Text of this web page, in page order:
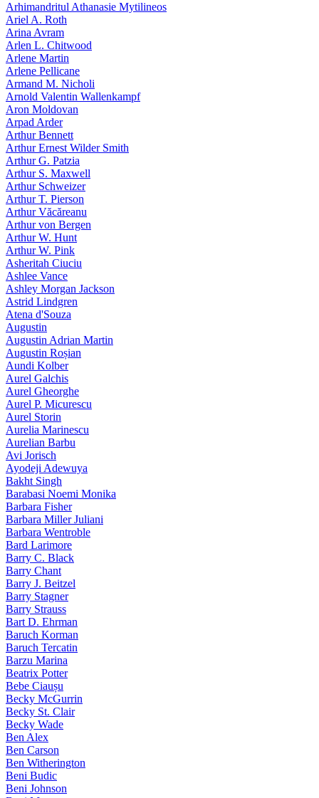
Arhimandritul Athanasie Mytilineos
Ariel A. Roth
Arina Avram
Arlen L. Chitwood
Arlene Martin
Arlene Pellicane
Armand M. Nicholi
Arnold Valentin Wallenkampf
Aron Moldovan
Arpad Arder
Arthur Bennett
Arthur Ernest Wilder Smith
Arthur G. Patzia
Arthur S. Maxwell
Arthur Schweizer
Arthur T. Pierson
Arthur Văcăreanu
Arthur von Bergen
Arthur W. Hunt
Arthur W. Pink
Asheritah Ciuciu
Ashlee Vance
Ashley Morgan Jackson
Astrid Lindgren
Atena d'Souza
Augustin
Augustin Adrian Martin
Augustin Roșian
Aundi Kolber
Aurel Galchis
Aurel Gheorghe
Aurel P. Micurescu
Aurel Storin
Aurelia Marinescu
Aurelian Barbu
Avi Jorisch
Ayodeji Adewuya
Bakht Singh
Barabasi Noemi Monika
Barbara Fisher
Barbara Miller Juliani
Barbara Wentroble
Bard Larimore
Barry C. Black
Barry Chant
Barry J. Beitzel
Barry Stagner
Barry Strauss
Bart D. Ehrman
Baruch Korman
Baruch Tercatin
Barzu Marina
Beatrix Potter
Bebe Ciaușu
Becky McGurrin
Becky St. Clair
Becky Wade
Ben Alex
Ben Carson
Ben Witherington
Beni Budic
Beni Johnson